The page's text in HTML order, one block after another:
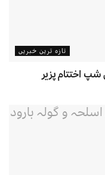
تازہ ترین خبریں
اختتام پزیر